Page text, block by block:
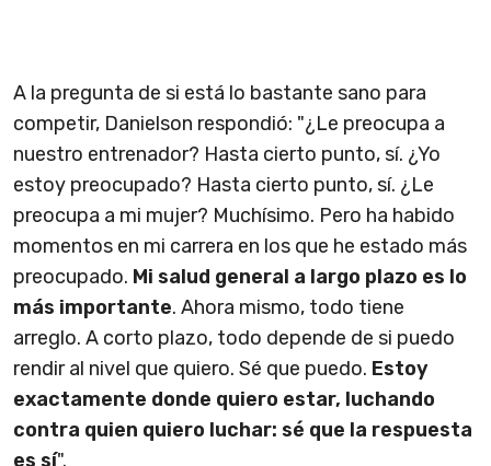
A la pregunta de si está lo bastante sano para
competir, Danielson respondió: "¿Le preocupa a
nuestro entrenador? Hasta cierto punto, sí. ¿Yo
estoy preocupado? Hasta cierto punto, sí. ¿Le
preocupa a mi mujer? Muchísimo. Pero ha habido
momentos en mi carrera en los que he estado más
preocupado. Mi salud general a largo plazo es lo
más importante. Ahora mismo, todo tiene
arreglo. A corto plazo, todo depende de si puedo
rendir al nivel que quiero. Sé que puedo. Estoy
exactamente donde quiero estar, luchando
contra quien quiero luchar: sé que la respuesta
es sí".